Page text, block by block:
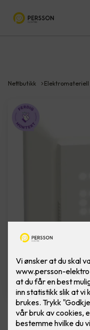
Nettbutikk Elektromateriell
ELKO